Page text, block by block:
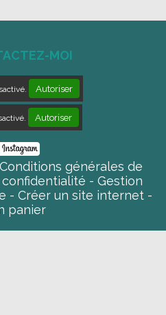
MOI
Autoriser
Autoriser
Conditions générales de
Gestion
Créer un site internet
panier